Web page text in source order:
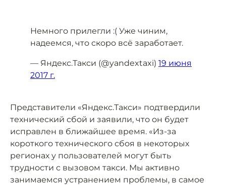
Немного прилегли :( Уже чиним,
надеемся, что скоро всё заработает.
— Яндекс.Такси (@yandextaxi) 19 июня
2017 г.
Представители «Яндекс.Такси» подтвердили
технический сбой и заявили, что он будет
исправлен в ближайшее время. «Из-за
короткого технического сбоя в некоторых
регионах у пользователей могут быть
трудности с вызовом такси. Мы активно
занимаемся устранением проблемы, в самое